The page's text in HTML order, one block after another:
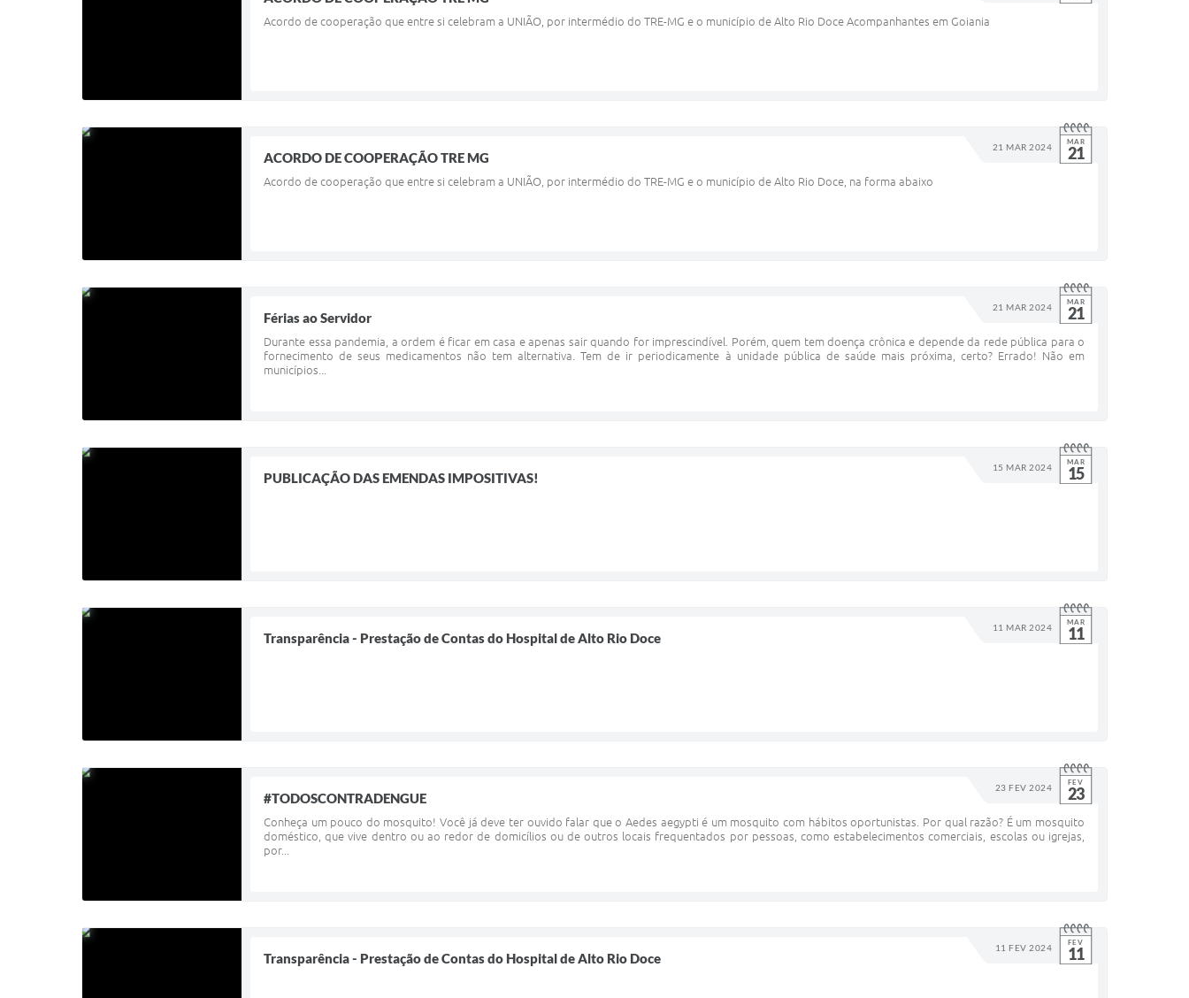
Acordo de cooperação que entre si celebram a UNIÃO, por intermédio do TRE-MG e o município de Alto Rio Doce Acompanhantes em Goiania
21 MAR 2024 MAR
21
ACORDO DE COOPERAÇÃO TRE MG
Acordo de cooperação que entre si celebram a UNIÃO, por intermédio do TRE-MG e o município de Alto Rio Doce, na forma abaixo
21 MAR 2024 MAR
21
Férias ao Servidor
Durante essa pandemia, a ordem é ficar em casa e apenas sair quando for imprescindível. Porém, quem tem doença crônica e depende da rede pública para o
fornecimento de seus medicamentos não tem alternativa. Tem de ir periodicamente à unidade pública de saúde mais próxima, certo? Errado! Não em
municípios...
15 MAR 2024 MAR
15
PUBLICAÇÃO DAS EMENDAS IMPOSITIVAS!
11 MAR 2024 MAR
11
Transparência - Prestação de Contas do Hospital de Alto Rio Doce
23 FEV 2024 FEV
23
#TODOSCONTRADENGUE
Conheça um pouco do mosquito! Você já deve ter ouvido falar que o Aedes aegypti é um mosquito com hábitos oportunistas. Por qual razão? É um mosquito
doméstico, que vive dentro ou ao redor de domicílios ou de outros locais frequentados por pessoas, como estabelecimentos comerciais, escolas ou igrejas,
por...
11 FEV 2024 FEV
11
Transparência - Prestação de Contas do Hospital de Alto Rio Doce